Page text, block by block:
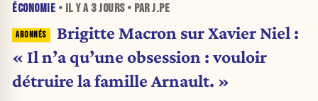
ÉCONOMIE • IL Y A 3 JOURS• PAR J.PE
Brigitte Macron sur Xavier Niel :
« Il n’a qu’une obsession : vouloir
détruire la famille Arnault. »